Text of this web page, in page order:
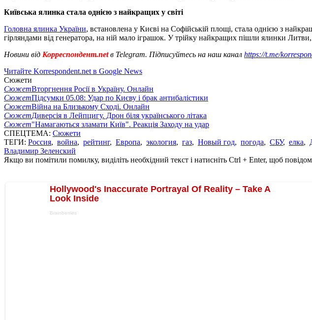
Київська ялинка стала однією з найкращих у світі
Головна ялинка України, встановлена у Києві на Софійській площі, стала однією з
гірляндами від генератора, на ній мало іграшок. У трійку найкращих пішли ялинки
Новини від Корреспондент.netв Telegram. Підписуйтесь на наш канал https://t.me/
Читайте Korrespondent.net в Google News
Сюжети
СюжетВторгнення Росії в Україну. Онлайн
СюжетПідсумки 05.08: Удар по Києву і брак антибалістики
СюжетВійна на Близькому Сході. Онлайн
СюжетДиверсія в Лейпцигу. Дрон біля українського літака
Сюжет"Намагаються зламати Київ". Реакція Заходу на удар
СПЕЦТЕМА: Сюжети
ТЕГИ: Россия, война, рейтинг, Европа, экология, газ, Новый год, погода, СБУ, елка,
Владимир Зеленский
Якщо ви помітили помилку, виділіть необхідний текст і натисніть Ctrl + Enter, щоб